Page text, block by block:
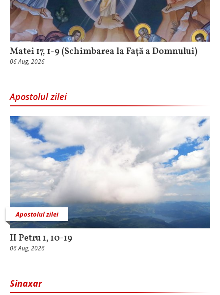
Matei 17, 1-9 (Schimbarea la Față a Domnului)
06 Aug, 2026
Apostolul zilei
Apostolul zilei
II Petru 1, 10-19
06 Aug, 2026
Sinaxar